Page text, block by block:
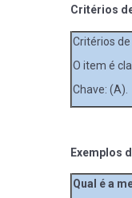
Critérios
Critérios
O item é
Chave: (A).
Exemplos
Qual é a